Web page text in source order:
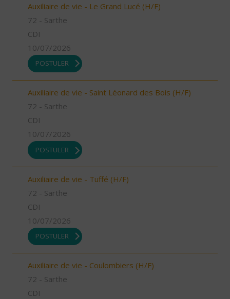
Auxiliaire de vie - Le Grand Lucé (H/F)
72 - Sarthe
CDI
10/07/2026
POSTULER
Auxiliaire de vie - Saint Léonard des Bois (H/F)
72 - Sarthe
CDI
10/07/2026
POSTULER
Auxiliaire de vie - Tuffé (H/F)
72 - Sarthe
CDI
10/07/2026
POSTULER
Auxiliaire de vie - Coulombiers (H/F)
72 - Sarthe
CDI